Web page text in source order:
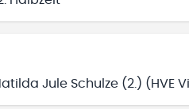
Jule Schulze (2.) (HVE